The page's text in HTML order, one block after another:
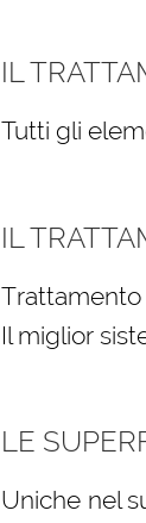
IL
Tutti gli
IL
Trattamento
Il miglior
LE
Uniche nel